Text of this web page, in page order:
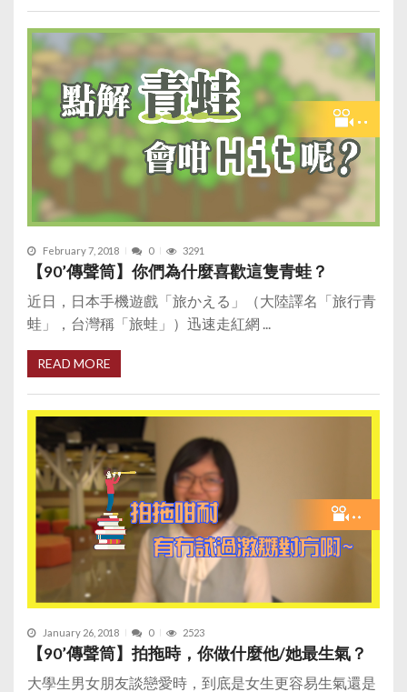
February 7, 2018 0 3291
【90’傳聲筒】你們為什麼喜歡這隻青蛙？
近日，日本手機遊戲「旅かえる」（大陸譯名「旅行青
蛙」，台灣稱「旅蛙」）迅速走紅網 ...
READ MORE
January 26, 2018 0 2523
【90’傳聲筒】拍拖時，你做什麼他/她最生氣？
大學生男女朋友談戀愛時，到底是女生更容易生氣還是